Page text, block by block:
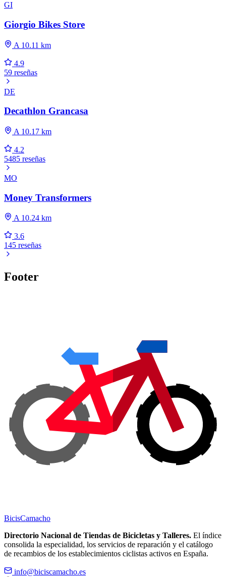
GI
Giorgio Bikes Store
A 10.11 km
4.9
59 reseñas
DE
Decathlon Grancasa
A 10.17 km
4.2
5485 reseñas
MO
Money Transformers
A 10.24 km
3.6
145 reseñas
Footer
BicisCamacho
Directorio Nacional de Tiendas de Bicicletas y Talleres. El índice
consolida la especialidad, los servicios de reparación y el catálogo
de recambios de los establecimientos ciclistas activos en España.
info@biciscamacho.es